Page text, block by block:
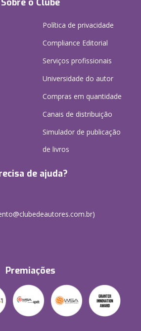
Sobre o Clube
Política de privacidade
Compliance Editorial
Serviços profissionais
Universidade do autor
Compras em quantidade
Canais de distribuição
Simulador de publicação
de livros
de ajuda?
Premiações